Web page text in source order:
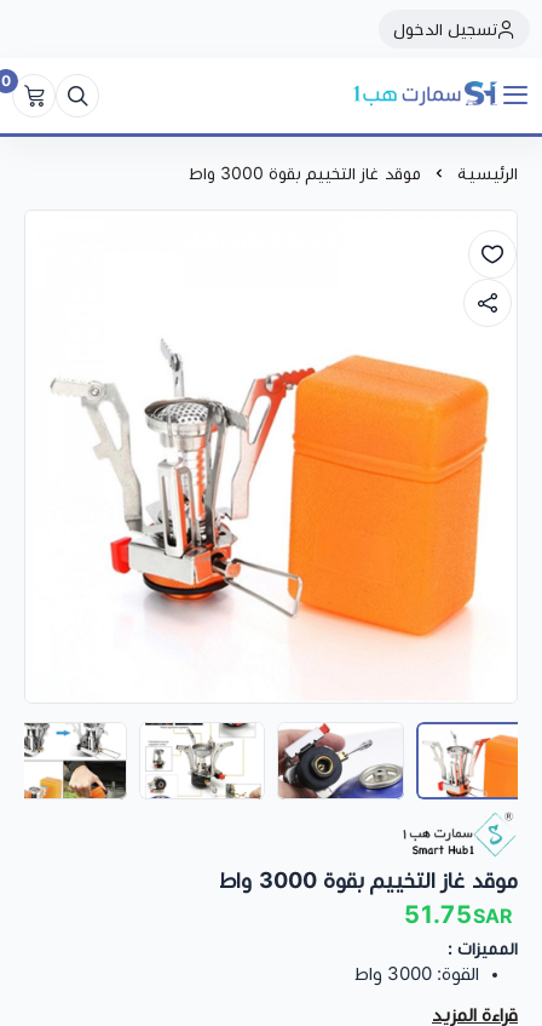
تسجيل الدخول
سمارت هبSmart Hub1
0
الرئيسية موقد غاز التخييم بقوة 3000 واط
موقد غاز التخييم بقوة 3000 واط
51.75SAR
المميزات :
القوة: 3000 واط
الالومنيوم، الستانلس ستيلقراءة المزيد